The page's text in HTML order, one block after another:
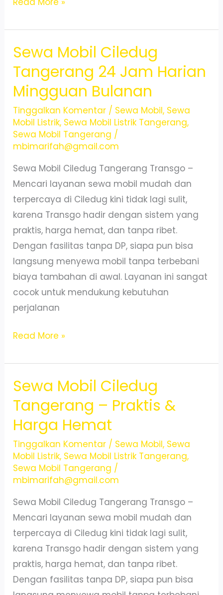
ciledug
,
Pas
Buat
Aktivitas
Harian
Super
Sibuk!
Sewa Mobil Ciledug
Tangerang 24 Jam Harian
Mingguan Bulanan
Tinggalkan Komentar / Sewa Mobil, Sewa
Mobil Listrik, Sewa Mobil Listrik Tangerang,
Sewa Mobil Tangerang /
mbimarifah@gmail.com
Sewa Mobil Ciledug Tangerang Transgo –
Mencari layanan sewa mobil mudah dan
terpercaya di Ciledug kini tidak lagi sulit,
karena Transgo hadir dengan sistem yang
praktis, harga hemat, dan tanpa ribet.
Dengan fasilitas tanpa DP, siapa pun bisa
langsung menyewa mobil tanpa terbebani
biaya tambahan di awal. Layanan ini sangat
cocok untuk mendukung kebutuhan
perjalanan
Sewa
Ciledug
Tangerang
24
Jam
Harian
Mingguan
Bulanan
Read More »
Sewa Mobil Ciledug
Tangerang – Praktis &
Harga Hemat
Tinggalkan Komentar / Sewa Mobil, Sewa
Mobil Listrik, Sewa Mobil Listrik Tangerang,
Sewa Mobil Tangerang /
mbimarifah@gmail.com
Sewa Mobil Ciledug Tangerang Transgo –
Mencari layanan sewa mobil mudah dan
terpercaya di Ciledug kini tidak lagi sulit,
karena Transgo hadir dengan sistem yang
praktis, harga hemat, dan tanpa ribet.
Dengan fasilitas tanpa DP, siapa pun bisa